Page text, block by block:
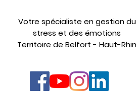
Votre spécialiste en gestion du
stress et des émotions
Territoire de Belfort - Haut-Rhin